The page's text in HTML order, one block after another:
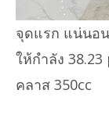
จุดแรก แน่นอ
ให้กำลัง
คลาส 350cc